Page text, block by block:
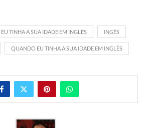
TINHA A SUA IDADE EM INGLÊS INGÊS
QUANDO EU TINHA A SUA IDADE EM INGLÊS